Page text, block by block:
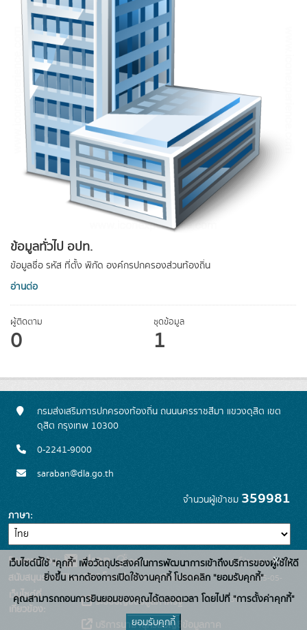
ข้อมูลทั่วไป อปท.
ข้อมูลชื่อ รหัส ที่ตั้ง พิกัด องค์กรปกครองส่วนท้องถิ่น
อ่านต่อ
ผู้ติดตาม
0
ชุดข้อมูล
1
กรมส่งเสริมการปกครองท้องถิ่น ถนนนครราชสีมา แขวงดุสิต เขต
ดุสิต กรุงเทพ 10300
0-2241-9000
saraban@dla.go.th
จำนวนผู้เข้าชม 359981
ภาษา
Powered by:
สนับสนุนระบบ Thai-GDC โดย สำนักงานสถิติแห่งชาติ
เว็บไซต์ที่
เกี่ยวข้อง:
ระบบบัญชีข้อมูลภาครัฐ
บริการนามานุกรมบัญชีข้อมูลภาค
รุ่นโปรแกรม: 3.0.0
วันที่: 2025-05-
30
เว็บไซต์นี้ใช้ "คุกกี้" เพื่อวัตถุประสงค์ในการพัฒนาการเข้าถึงบริการของผู้ใช้ให้ดี
ยิ่งขึ้น หากต้องการเปิดใช้งานคุกกี้ โปรดคลิก "ยอมรับคุกกี้"
คุณสามารถถอนการยินยอมของคุณได้ตลอดเวลา โดยไปที่ "การตั้งค่าคุกกี้"
ยอมรับคุกกี้
x